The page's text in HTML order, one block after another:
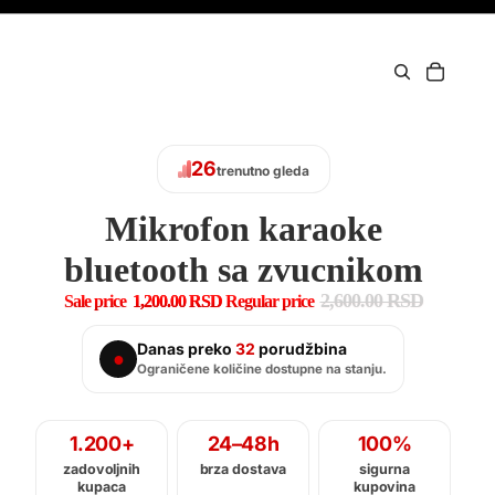
27trenutno gleda
Mikrofon karaoke
bluetooth sa zvucnikom
Sale price 1,200.00 RSD Regular price 2,600.00 RSD
● Danas preko 33 porudžbina
Ograničene količine dostupne na stanju.
1.200+
zadovoljnih
kupaca
24–48h
brza dostava
100%
sigurna
kupovina